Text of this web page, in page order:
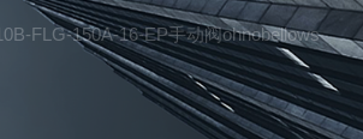
FLG-150A-16-EP手动阀ohnobellows